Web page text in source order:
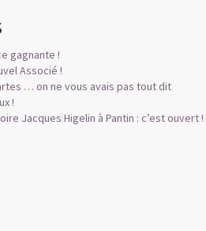
gagnante !
Associé !
… on ne vous avais pas tout dit
!
Jacques Higelin à Pantin : c’est ouvert !